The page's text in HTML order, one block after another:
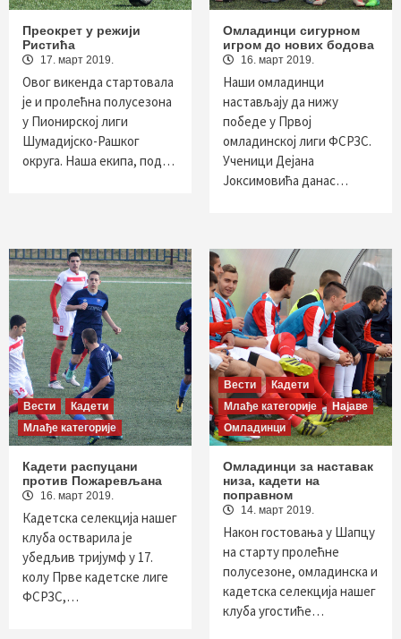
Преокрет у режији
Ристића
17. март 2019.
Овог викенда стартовала
је и пролећна полусезона
у Пионирској лиги
Шумадијско-Рашког
округа. Наша екипа, под…
Омладинци сигурном
игром до нових бодова
16. март 2019.
Наши омладинци
настављају да нижу
победе у Првој
омладинској лиги ФСРЗС.
Ученици Дејана
Јоксимовића данас…
Вести
Кадети
Млађе категорије
Кадети распуцани
против Пожаревљана
16. март 2019.
Кадетска селекција нашег
клуба остварила је
убедљив тријумф у 17.
колу Прве кадетске лиге
ФСРЗС,…
Вести
Кадети
Млађе категорије
Најаве
Омладинци
Омладинци за наставак
низа, кадети на
поправном
14. март 2019.
Након гостовања у Шапцу
на старту пролећне
полусезоне, омладинска и
кадетска селекција нашег
клуба угостиће…